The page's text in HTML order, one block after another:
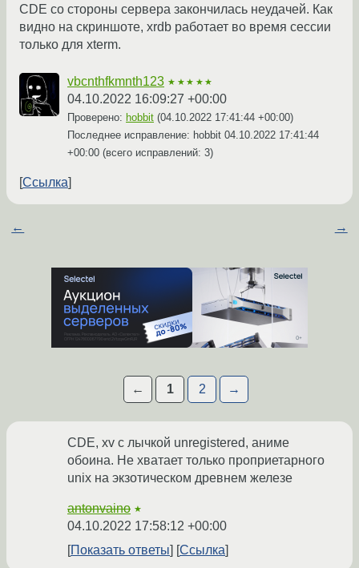
CDE со стороны сервера закончилась неудачей. Как
видно на скриншоте, xrdb работает во время сессии
только для xterm.
vbcnthfkmnth123 ★★★★★
04.10.2022 16:09:27 +00:00
Проверено: hobbit (04.10.2022 17:41:44 +00:00)
Последнее исправление: hobbit 04.10.2022 17:41:44
+00:00 (всего исправлений: 3)
Ссылка
← →
← 1 2 →
CDE, xv с лычкой unregistered, аниме
обоина. Не хватает только проприетарного
unix на экзотическом древнем железе
antonvaino ★
04.10.2022 17:58:12 +00:00
Показать ответы
Ссылка